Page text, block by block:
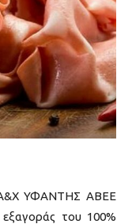
ΥΦΑΝΤΗΣ ΑΒΕΕ
του 100%